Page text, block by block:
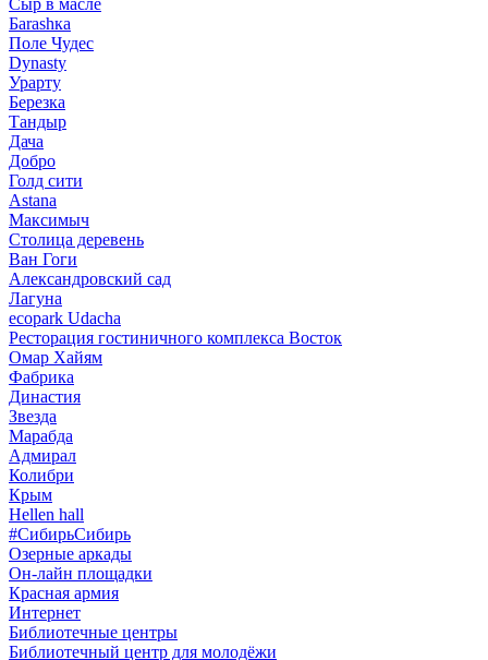
Сыр в масле
Баrаshка
Поле Чудес
Dynasty
Урарту
Березка
Тандыр
Дача
Добро
Голд сити
Astana
Максимыч
Столица деревень
Ван Гоги
Александровский сад
Лагуна
ecopark Udacha
Ресторация гостиничного комплекса Восток
Омар Хайям
Фабрика
Династия
Звезда
Марабда
Адмирал
Колибри
Крым
Hellen hall
#СибирьСибирь
Озерные аркады
Он-лайн площадки
Красная армия
Интернет
Библиотечные центры
Библиотечный центр для молодёжи